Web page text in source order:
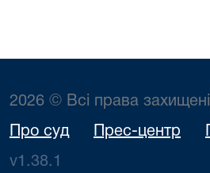
2026 © Всі права захищені
Про суд Прес-центр
v1.38.1